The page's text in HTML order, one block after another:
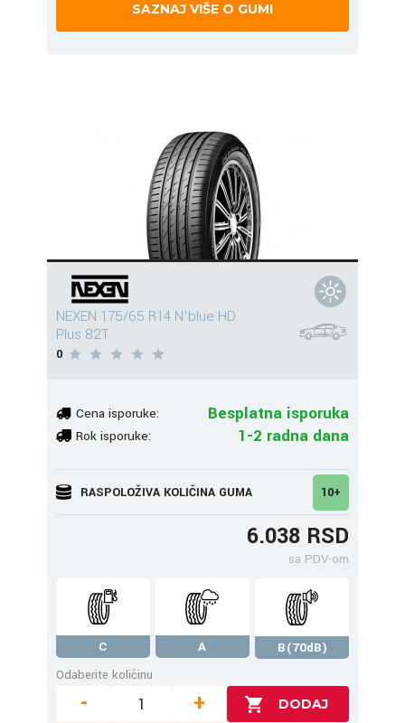
SAZNAJ VIŠE O GUMI
NEXEN 175/65 R14 N'blue HD
Plus 82T
0
Cena isporuke: Besplatna isporuka
Rok isporuke: 1-2 radna dana
RASPOLOŽIVA KOLIČINA GUMA 10+
6.038 RSD
sa PDV-om
C A
B(70dB)
Odaberite količinu
- +